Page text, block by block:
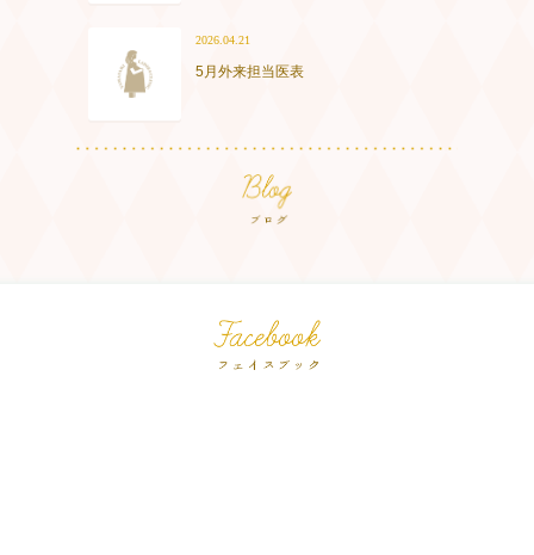
2026.04.21
5月外来担当医表